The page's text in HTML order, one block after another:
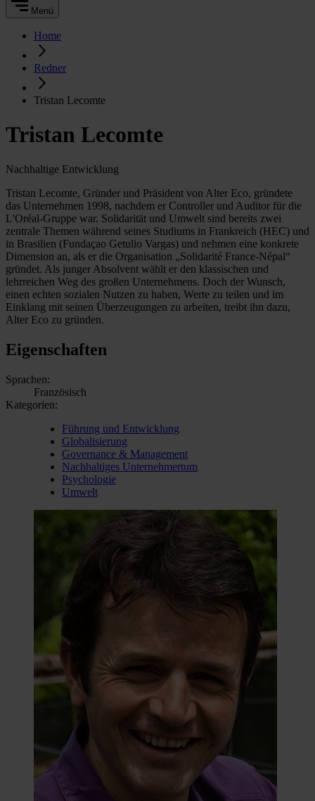
Menü
Home
Redner
Tristan Lecomte
Tristan Lecomte
Nachhaltige Entwicklung
Tristan Lecomte, Gründer und Präsident von Alter Eco, gründete
das Unternehmen 1998, nachdem er Controller und Auditor für die
L'Oréal-Gruppe war. Solidarität und Umwelt sind bereits zwei
zentrale Themen während seines Studiums in Frankreich (HEC) und
in Brasilien (Fundaçao Getulio Vargas) und nehmen eine konkrete
Dimension an, als er die Organisation „Solidarité France-Népal“
gründet. Als junger Absolvent wählt er den klassischen und
lehrreichen Weg des großen Unternehmens. Doch der Wunsch,
einen echten sozialen Nutzen zu haben, Werte zu teilen und im
Einklang mit seinen Überzeugungen zu arbeiten, treibt ihn dazu,
Alter Eco zu gründen.
Eigenschaften
Sprachen:
Französisch
Kategorien:
Führung und Entwicklung
Globalisierung
Governance & Management
Nachhaltiges Unternehmertum
Psychologie
Umwelt